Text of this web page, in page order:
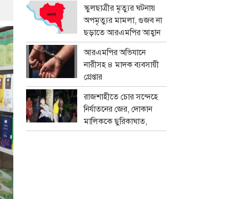
স্কুলছাত্রীর মৃত্যুর ঘটনায়
অপমৃত্যুর মামলা, গুজব না
ছড়াতে আরএমপির আহ্বান
আরএমপির অভিযানে
নারীসহ ৪ মাদক ব্যবসায়ী
গ্রেপ্তার
রাজশাহীতে চোর সন্দেহে
নির্যাতনের জের, দোকান
মালিককে ছুরিকাঘাত,
মামলা